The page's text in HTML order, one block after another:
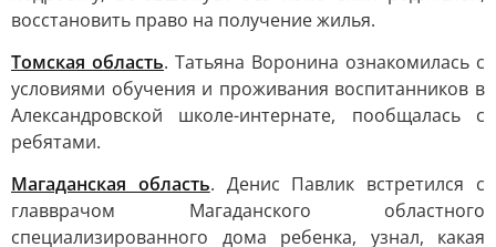
восстановить право на получение жилья.
Томская область. Татьяна Воронина ознакомилась с
условиями обучения и проживания воспитанников в
Александровской школе-интернате, пообщалась с
ребятами.
Магаданская область. Денис Павлик встретился с
главврачом Магаданского областного
специализированного дома ребенка, узнал, какая